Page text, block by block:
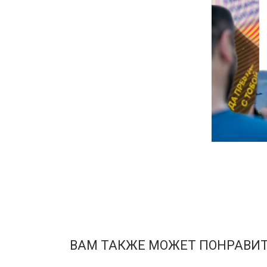
ВАМ ТАКЖЕ МОЖЕТ